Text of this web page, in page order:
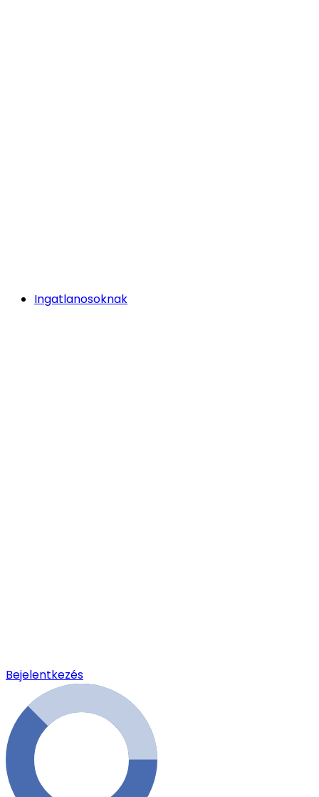
Ingatlanosoknak
Bejelentkezés